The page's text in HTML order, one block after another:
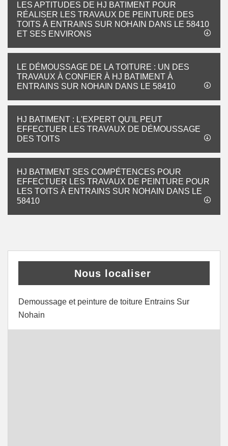
LES APTITUDES DE HJ BATIMENT POUR
RÉALISER LES TRAVAUX DE PEINTURE DES
TOITS À ENTRAINS SUR NOHAIN DANS LE 58410
ET SES ENVIRONS
LE DÉMOUSSAGE DE LA TOITURE : UN DES
TRAVAUX À CONFIER À HJ BATIMENT À
ENTRAINS SUR NOHAIN DANS LE 58410
HJ BATIMENT : L'EXPERT QU'IL PEUT
EFFECTUER LES TRAVAUX DE DÉMOUSSAGE
DES TOITS
HJ BATIMENT SES COMPÉTENCES POUR
EFFECTUER LES TRAVAUX DE PEINTURE POUR
LES TOITS À ENTRAINS SUR NOHAIN DANS LE
58410
Nous localiser
Demoussage et peinture de toiture Entrains Sur
Nohain